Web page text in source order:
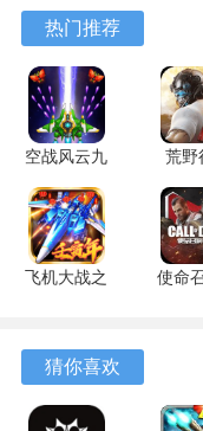
安卓版
122.7.291
热门推荐
空战风云九
游版 3.1.8
安卓版
荒野
最
飞机大战之
版
使命
猜你喜欢